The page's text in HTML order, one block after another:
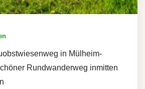
in Mülheim-
Rundwanderweg inmitten